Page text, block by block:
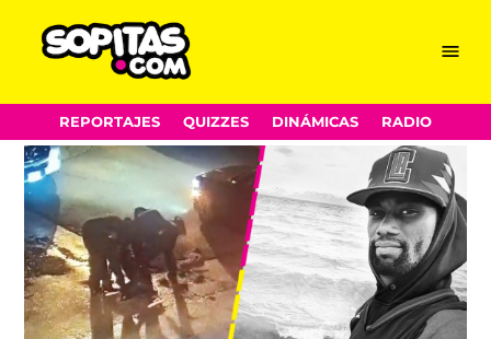
Skip
to
content
Menu
REPORTAJES QUIZZES DINÁMICAS RADIO